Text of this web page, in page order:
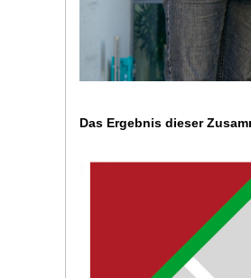
Das Ergebnis dieser